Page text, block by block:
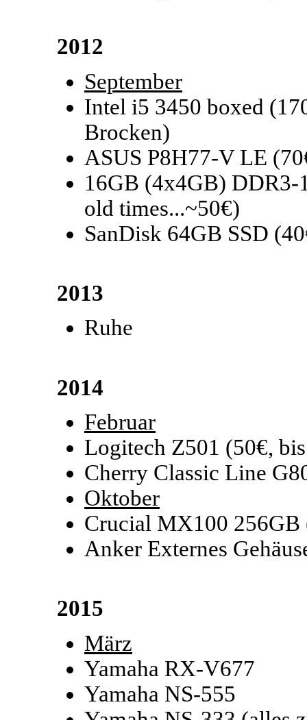
2012
September
Intel i5 3450 boxed
Brocken)
ASUS P8H77-V LE
16GB (4x4GB)
old times...~50€)
SanDisk 64GB SSD
2013
Ruhe
2014
Februar
Logitech Z501 (50€,
Cherry Classic Line
Oktober
Crucial MX100 256GB
Anker Externes
2015
März
Yamaha RX-V677
Yamaha NS-555